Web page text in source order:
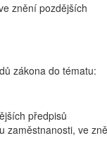
znění pozdějších
zákona do tématu:
předpisů
zaměstnanosti, ve